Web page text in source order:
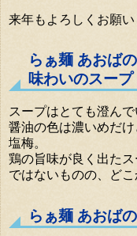
来年もよろしくお願い
らぁ麺 あおば
味わいのスープ
スープはとても澄んで
醤油の色は濃いめだ
塩梅。
鶏の旨味が良く出た
ではないものの、ど
らぁ麺 あおば